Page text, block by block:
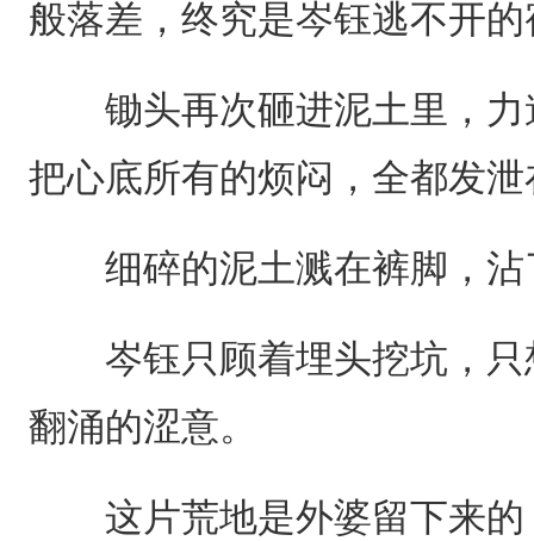
般落差，终究是岑钰逃不开
锄头再次砸进泥土里，力
把心底所有的烦闷，全都发
细碎的泥土溅在裤脚，沾
岑钰只顾着埋头挖坑，只
翻涌的涩意。
这片荒地是外婆留下来的